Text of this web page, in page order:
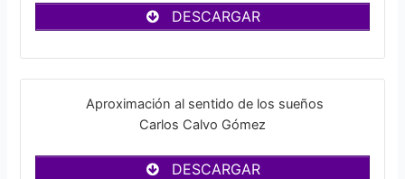
DESCARGAR
Aproximación al sentido de los sueños
Carlos Calvo Gómez
DESCARGAR